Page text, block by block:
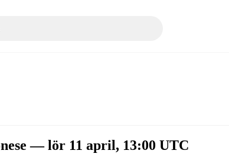
— lör 11 april, 13:00 UTC